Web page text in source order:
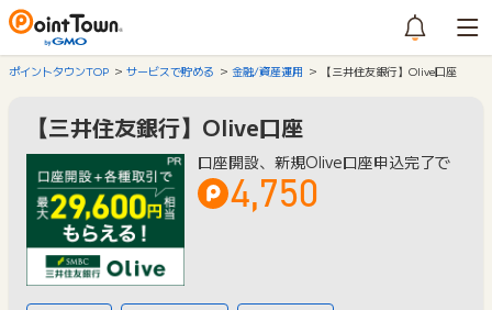
ポイントタウンTOP サービスで貯める 金融/資産運用 【三井住友銀行】Olive口座
【三井住友銀行】Olive口座
口座開設、新規Olive口座申込完了で
4,750